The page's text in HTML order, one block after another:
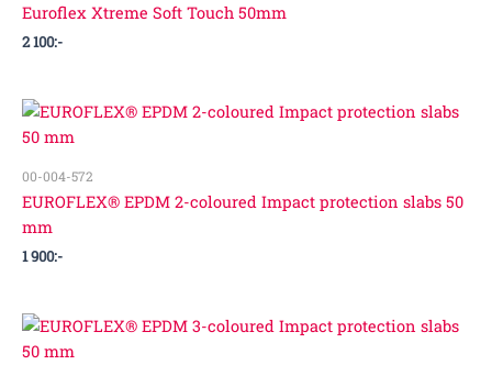
Euroflex Xtreme Soft Touch 50mm
2 100:-
00-004-572
EUROFLEX® EPDM 2-coloured Impact protection slabs 50
mm
1 900:-